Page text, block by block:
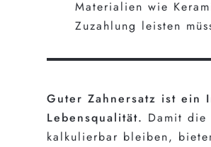
Materialien wie
Zuzahlung leisten
Guter Zahnersatz ist ein
Lebensqualität. Damit die
kalkulierbar bleiben,